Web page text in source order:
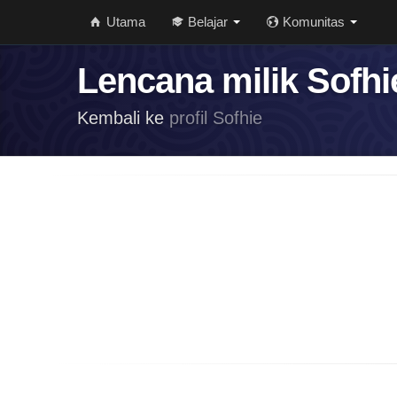
Utama Belajar Komunitas
Lencana milik
Kembali ke profil Sofhie